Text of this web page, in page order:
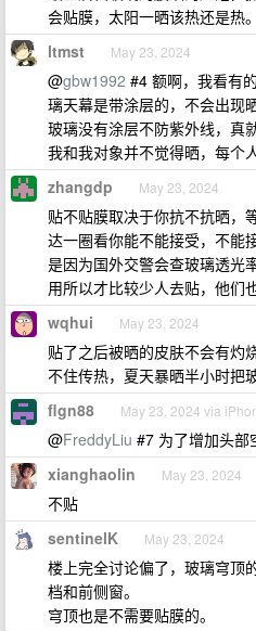
会贴膜，太阳一晒该热还是热。
ltmst May 23, 2024
@gbw1992 #4 额啊，我看有
璃天幕是带涂层的，不会出现
玻璃没有涂层不防紫外线，真
我和我对象并不觉得晒，每个
zhangdp May 23, 2024
贴不贴膜取决于你抗不抗晒，
达一圈看你能不能接受，不能
是因为国外交警会查玻璃透光
用所以才比较少人去贴，他们
wqhui May 23, 2024
贴了之后被晒的皮肤不会有灼
不住传热，夏天暴晒半小时把
flgn88 May 23, 2024 via
@FreddyLiu #7 为了增加头部
xianghaolin May 23, 2024
不贴
sentinelK May 23, 2024
楼上完全讨论偏了，玻璃穹顶
档和前侧窗。
穹顶也是不需要贴膜的。